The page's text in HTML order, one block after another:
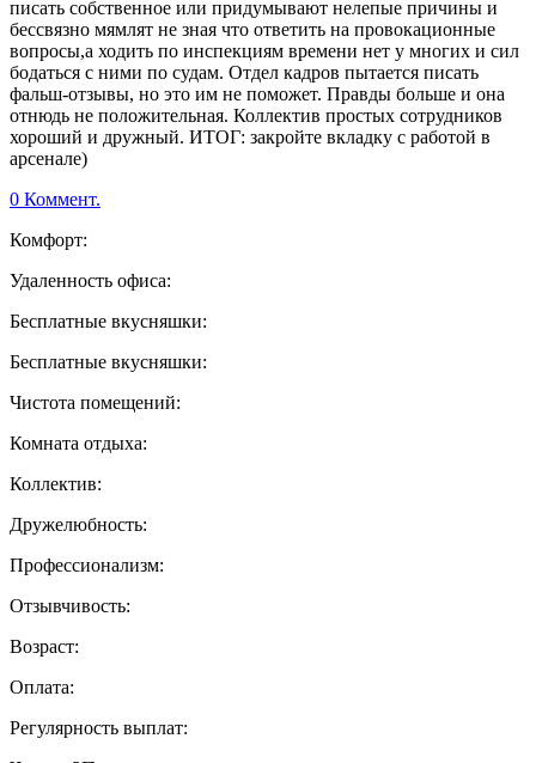
писать собственное или придумывают нелепые причины и
бессвязно мямлят не зная что ответить на провокационные
вопросы,а ходить по инспекциям времени нет у многих и сил
бодаться с ними по судам. Отдел кадров пытается писать
фальш-отзывы, но это им не поможет. Правды больше и она
отнюдь не положительная. Коллектив простых сотрудников
хороший и дружный. ИТОГ: закройте вкладку с работой в
арсенале)
0 Коммент.
Комфорт:
Удаленность офиса:
Бесплатные вкусняшки:
Бесплатные вкусняшки:
Чистота помещений:
Комната отдыха:
Коллектив:
Дружелюбность:
Профессионализм:
Отзывчивость:
Возраст:
Оплата:
Регулярность выплат: